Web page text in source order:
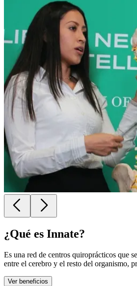
¿Qué es Innate?
Es una red de centros quiroprácticos que
entre el cerebro y el resto del organismo,
Ver beneficios